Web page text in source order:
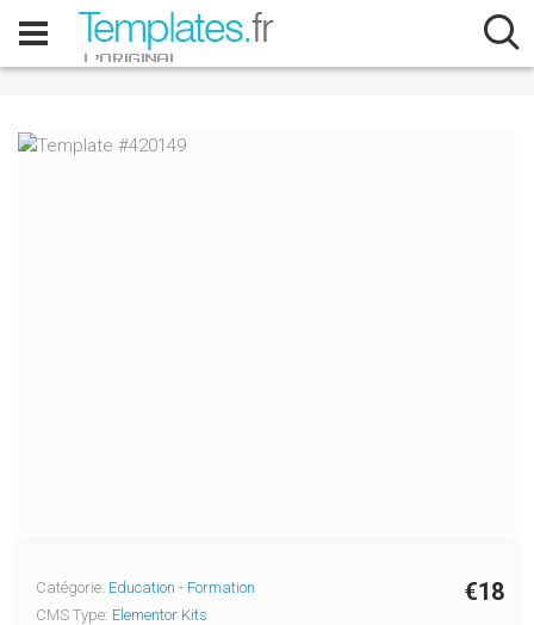
€18
Catégorie: Education - Formation
CMS Type: Elementor Kits